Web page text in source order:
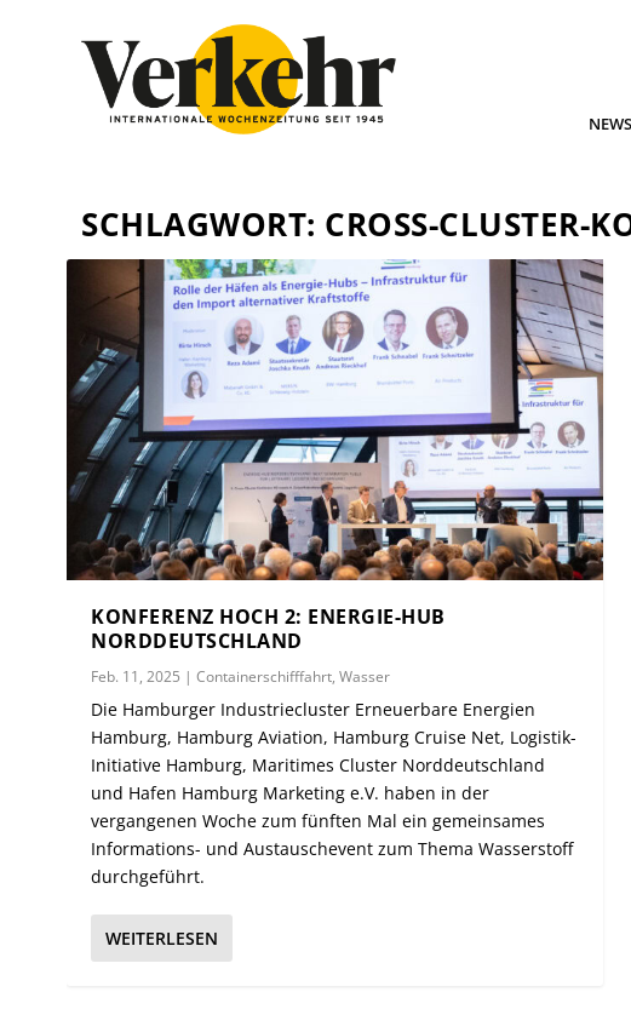
NEWS
SCHLAGWORT: CROSS-CLUSTER-
KONFERENZ HOCH 2: ENERGIE-HUB
NORDDEUTSCHLAND
Feb. 11, 2025 |Containerschifffahrt,Wasser
Die Hamburger Industriecluster Erneuerbare Energien
Hamburg, Hamburg Aviation, Hamburg Cruise Net, Logistik-
Initiative Hamburg, Maritimes Cluster Norddeutschland
und Hafen Hamburg Marketing e.V. haben in der
vergangenen Woche zum fünften Mal ein gemeinsames
Informations- und Austauschevent zum Thema Wasserstoff
durchgeführt.
WEITERLESEN